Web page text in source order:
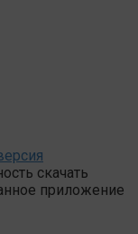
скачать
приложение